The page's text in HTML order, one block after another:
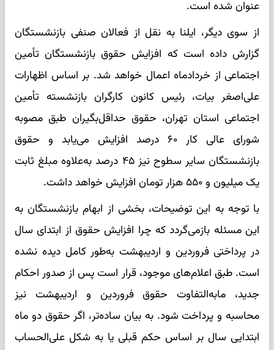
عنوان شده است.
از سوی دیگر، ایلنا به نقل از فعالان صنفی بازنشستگان
گزارش داده است که افزایش حقوق بازنشستگان تأمین
اجتماعی از خردادماه اعمال خواهد شد. بر اساس اظهارات
علی‌اصغر بیات، رئیس کانون کارگران بازنشسته تأمین
اجتماعی استان تهران، حقوق حداقل‌بگیران طبق مصوبه
شورای عالی کار ۶۰ درصد افزایش می‌یابد و حقوق
بازنشستگان سایر سطوح نیز ۴۵ درصد به‌علاوه مبلغ ثابت
یک میلیون و ۵۵۰ هزار تومان افزایش خواهد داشت.
با توجه به این توضیحات، بخشی از ابهام بازنشستگان به
این مسئله بازمی‌گردد که چرا افزایش حقوق از ابتدای سال
در پرداختی فروردین و اردیبهشت به‌طور کامل دیده نشده
است. طبق اعلام‌های موجود، قرار است پس از صدور احکام
جدید، مابه‌التفاوت حقوق فروردین و اردیبهشت نیز
محاسبه و پرداخت شود. به بیان ساده‌تر، اگر حقوق دو ماه
ابتدایی سال بر اساس حکم قبلی یا به شکل علی‌الحساب